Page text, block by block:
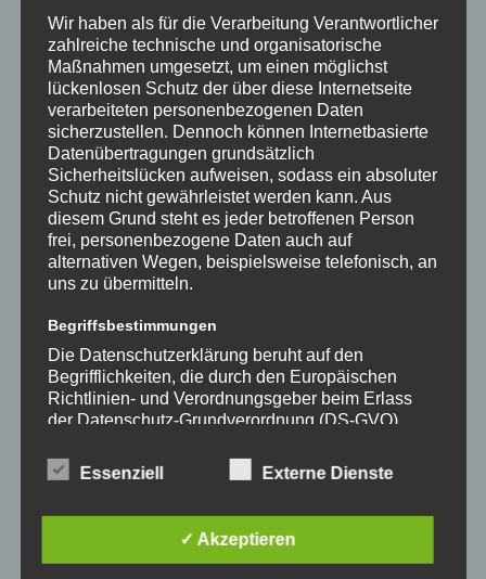
TECHNISCHE HILFELEISTUNG
FLUGUNFALL 3.ALARMSTUFE
MASSENANFALL VON VERLETZTEN
PERSONEN
Ein Airbus A321 mit Triebwerksproblemen welcher sich auf
dem Weg nach Frankfurt am Main befand, musste seinen Flug
auf Höhe von Bad Oldesloe wegen einer Fehlermeldung im
Cockpit abbrechen und nach Hamburg umkehren. Die
Maschine landete ohne Komplikationen am Hamburg…
WeiterlesenTECHNISCHE
HILFELEISTUNG
FLUGUNFALL
3.ALARMSTUFE
MASSENANFALL
VON
Versorgungsleitungen, durch eine starke Rauchentwicklung im
gesamten Gebäudetrakt war es zunächst schwer, den
Wir haben als für die Verarbeitung Verantwortlicher
zahlreiche technische und organisatorische
Maßnahmen umgesetzt, um einen möglichst
lückenlosen Schutz der über diese Internetseite
verarbeiteten personenbezogenen Daten
sicherzustellen. Dennoch können Internetbasierte
Datenübertragungen grundsätzlich
Sicherheitslücken aufweisen, sodass ein absoluter
Schutz nicht gewährleistet werden kann. Aus
diesem Grund steht es jeder betroffenen Person
frei, personenbezogene Daten auch auf
alternativen Wegen, beispielsweise telefonisch, an
uns zu übermitteln.
Begriffsbestimmungen
Die Datenschutzerklärung beruht auf den
Begrifflichkeiten, die durch den Europäischen
Richtlinien- und Verordnungsgeber beim Erlass
der Datenschutz-Grundverordnung (DS-GVO)
soll sowohl für die Öffentlichkeit als auch für
unsere Kunden und Geschäftspartner einfach
gewährleisten, möchten wir vorab die verwendeten
Begrifflichkeiten erläutern.
Essenziell Externe Dienste
✓ Akzeptieren